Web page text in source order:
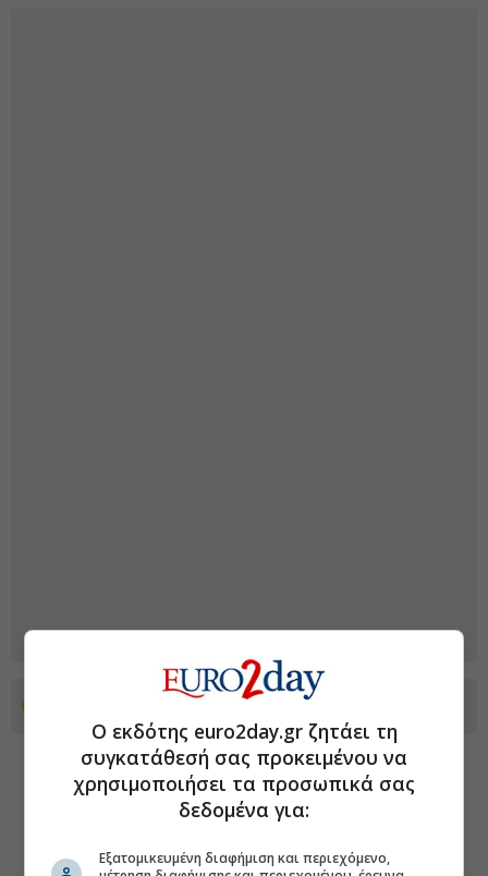
Προσθέστε το euro2day.gr στο Discover
Ο εκδότης euro2day.gr ζητάει τη
συγκατάθεσή σας προκειμένου να
χρησιμοποιήσει τα προσωπικά σας
δεδομένα για:
Εξατομικευμένη διαφήμιση και περιεχόμενο,